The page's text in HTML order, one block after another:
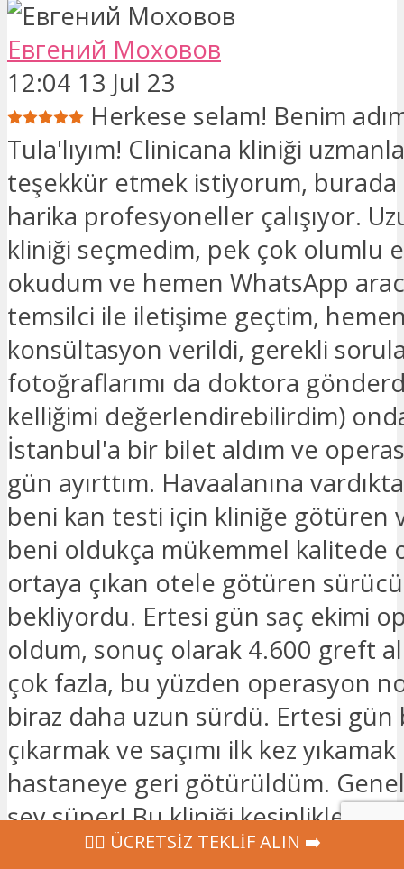
Евгений Моховов
12:04 13 Jul 23
Herkese selam! Benim
Tula'lıyım! Clinicana kliniği
teşekkür etmek istiyorum,
harika profesyoneller çalışıyor.
kliniği seçmedim, pek çok olumlu
okudum ve hemen WhatsApp
temsilci ile iletişime geçtim,
konsültasyon verildi, gerekli
fotoğraflarımı da doktora
kelliğimi değerlendirebilirdim)
İstanbul'a bir bilet aldım ve
gün ayırttım. Havaalanına
beni kan testi için kliniğe götüren
beni oldukça mükemmel kalitede
ortaya çıkan otele götüren
bekliyordu. Ertesi gün saç ekimi
oldum, sonuç olarak 4.600 greft
çok fazla, bu yüzden operasyon
biraz daha uzun sürdü. Ertesi gün
çıkarmak ve saçımı ilk kez
hastaneye geri götürüldüm.
şey süper! Bu kliniği kesinlikle
edebilirim!‍👩‍⚕ ÜCRETSİZ TEKLİF ALIN ➡️